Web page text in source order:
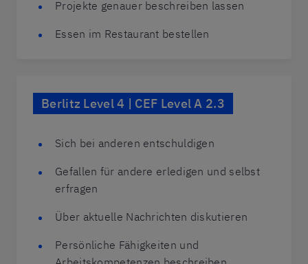
Projekte genauer beschreiben lassen
Essen im Restaurant bestellen
Berlitz Level 4 | CEF Level A 2.3
Sich bei anderen entschuldigen
Gefallen für andere erledigen und selbst
erfragen
Über aktuelle Nachrichten diskutieren
Persönliche Fähigkeiten und